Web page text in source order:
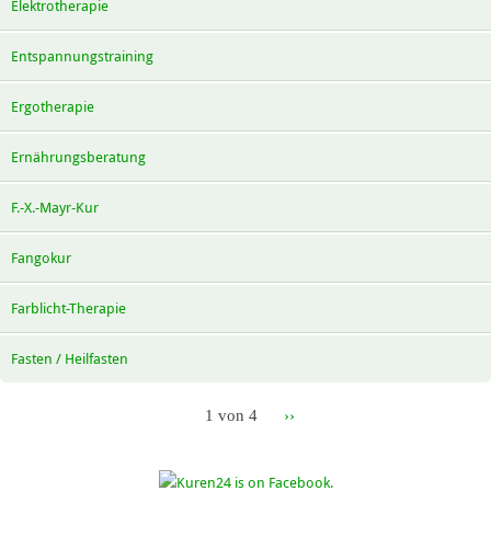
Elektrotherapie
Entspannungstraining
Ergotherapie
Ernährungsberatung
F.-X.-Mayr-Kur
Fangokur
Farblicht-Therapie
Fasten / Heilfasten
1 von 4 ››